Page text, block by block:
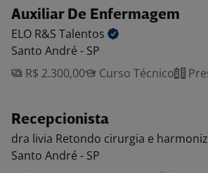
Auxiliar De Enfermagem
ELO R&S Talentos
Santo André - SP
R$ 2.300,00
Curso Técnico
Recepcionista
dra livia Retondo cirurgia e
Santo André - SP